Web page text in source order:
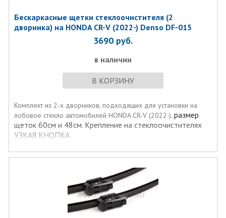
Бескаркасные щетки стеклоочистителя (2
дворника) на HONDA CR-V (2022-) Denso DF-015
3690 руб.
в наличии
В КОРЗИНУ
Комплект из 2-х дворников, подходящих для установки на
лобовое стекло автомобилей HONDA CR-V (2022-). размер
щеток 60см и 48см. Крепление на стеклоочистителях
УЗКАЯ КНОПКА.